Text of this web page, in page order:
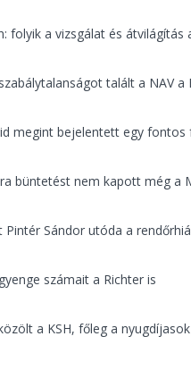
folyik a vizsgálat és átvilágítás
talált a NAV a
megint bejelentett egy fontos
büntetést nem kapott még a
Pintér Sándor utóda a
számait a Richter is
a KSH, főleg a